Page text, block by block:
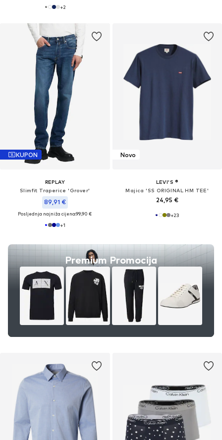
+2
KUPON
REPLAY
Slimfit Traperice 'Grover'
89,91 €
Posljednja najniža cijena:99,90 €
+1
Premium Promocija
Novo
LEVI'S ®
Majica 'SS ORIGINAL HM TEE'
24,95 €
+23